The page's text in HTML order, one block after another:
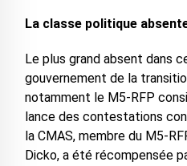
La classe politique
Le plus grand absent dans
gouvernement de la
notamment le M5-RFP
lance des contestations
la CMAS, membre du M5-
Dicko, a été récompensée